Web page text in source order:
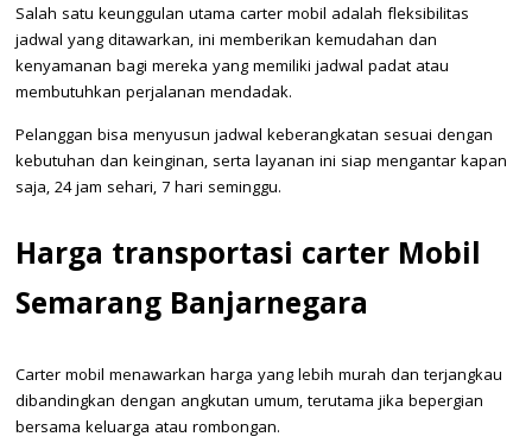
Salah satu keunggulan utama carter mobil adalah fleksibilitas
jadwal yang ditawarkan, ini memberikan kemudahan dan
kenyamanan bagi mereka yang memiliki jadwal padat atau
membutuhkan perjalanan mendadak.
Pelanggan bisa menyusun jadwal keberangkatan sesuai dengan
kebutuhan dan keinginan, serta layanan ini siap mengantar kapan
saja, 24 jam sehari, 7 hari seminggu.
Harga transportasi carter Mobil
Semarang Banjarnegara
Carter mobil menawarkan harga yang lebih murah dan terjangkau
dibandingkan dengan angkutan umum, terutama jika bepergian
bersama keluarga atau rombongan.